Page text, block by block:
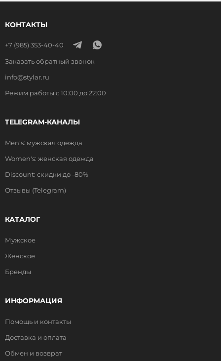
КОНТАКТЫ
+7 (985) 353-40-40
Заказать обратный звонок
info@stylar.ru
Режим работы с 10:00 до 22:00
TELEGRAM-КАНАЛЫ
Men's: мужская одежда
Women's: женская одежда
Discount: скидки до -80%
Отзывы (Telegram)
КАТАЛОГ
Мужское
Женское
Бренды
ИНФОРМАЦИЯ
Помощь и контакты
Доставка и оплата
Обмен и возврат